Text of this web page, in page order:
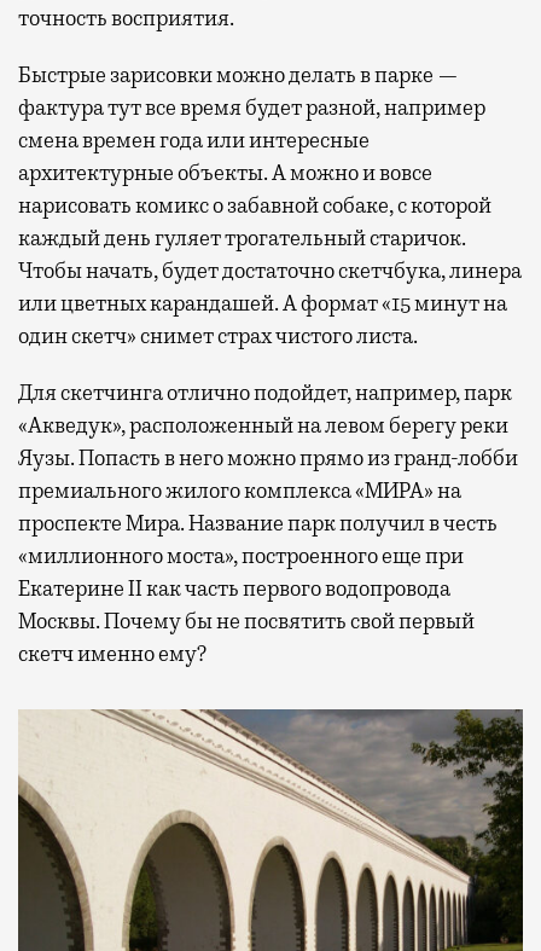
точность восприятия.
Быстрые зарисовки можно делать в парке —
фактура тут все время будет разной, например
смена времен года или интересные
архитектурные объекты. А можно и вовсе
нарисовать комикс о забавной собаке, с которой
каждый день гуляет трогательный старичок.
Чтобы начать, будет достаточно скетчбука, линера
или цветных карандашей. А формат «15 минут на
один скетч» снимет страх чистого листа.
Для скетчинга отлично подойдет, например, парк
«Акведук», расположенный на левом берегу реки
Яузы. Попасть в него можно прямо из гранд-лобби
премиального жилого комплекса «МИРА» на
проспекте Мира. Название парк получил в честь
«миллионного моста», построенного еще при
Екатерине II как часть первого водопровода
Москвы. Почему бы не посвятить свой первый
скетч именно ему?